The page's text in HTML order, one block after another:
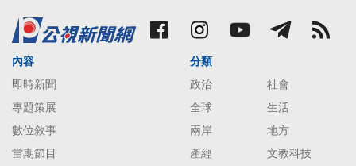
內容
即時新聞
專題策展
數位敘事
當期節目
分類
政治
社會
全球
生活
兩岸
地方
產經
文教科技